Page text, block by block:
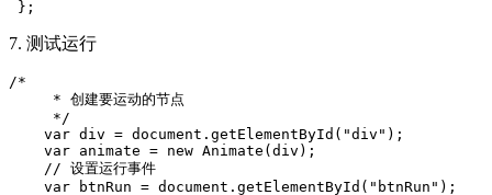
7. 测试运行
/*
     * 创建要运动的节点
     */
    var div = document.getElementById("div");
    var animate = new Animate(div);
    // 设置运行事件
    var btnRun = document.getElementById("btnRun");